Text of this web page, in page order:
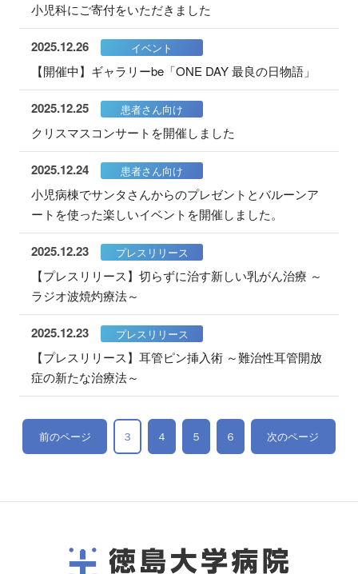
小児科にご寄付をいただきました
2025.12.26 イベント
【開催中】ギャラリーbe「ONE DAY 最良の日物語」
2025.12.25 患者さん向け
クリスマスコンサートを開催しました
2025.12.24 患者さん向け
小児病棟でサンタさんからのプレゼントとバルーンア
ートを使った楽しいイベントを開催しました。
2025.12.23 プレスリリース
【プレスリリース】切らずに治す新しい乳がん治療 ～
ラジオ波焼灼療法～
2025.12.23 プレスリリース
【プレスリリース】耳管ピン挿入術 ～難治性耳管開放
症の新たな治療法～
前のページ ３ ４ ５ ６ 次のページ